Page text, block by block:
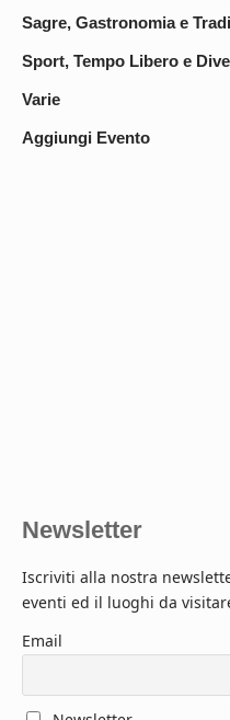
Sagre, Gastronomia e
Sport, Tempo Libero e
Varie
Aggiungi Evento
Newsletter
Iscriviti alla nostra
eventi ed il luoghi da
Email